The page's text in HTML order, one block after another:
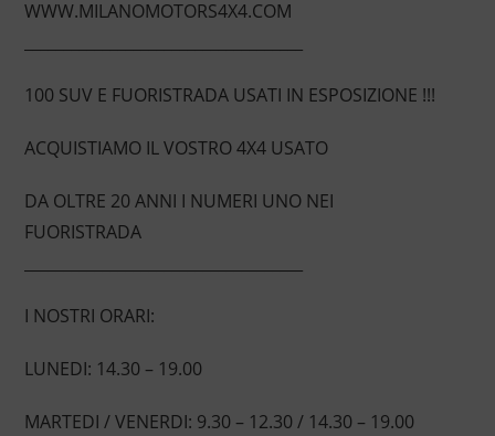
WWW.MILANOMOTORS4X4.COM
100 SUV E FUORISTRADA USATI IN ESPOSIZIONE !!!
ACQUISTIAMO IL VOSTRO 4X4 USATO
DA OLTRE 20 ANNI I NUMERI UNO NEI
FUORISTRADA
I NOSTRI ORARI:
LUNEDI: 14.30 – 19.00
MARTEDI / VENERDI: 9.30 – 12.30 / 14.30 – 19.00